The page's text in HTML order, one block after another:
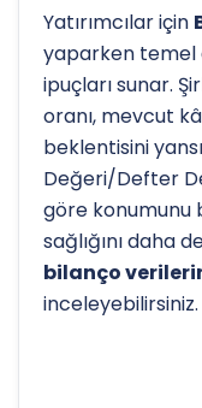
Yatırımcılar için
yaparken temel
ipuçları sunar.
oranı, mevcut
beklentisini
Değeri/Defter
göre konumunu
sağlığını daha
bilanço
inceleyebilirsiniz.
Hissenin uzun